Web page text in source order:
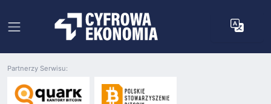
Partnerzy Serwisu: